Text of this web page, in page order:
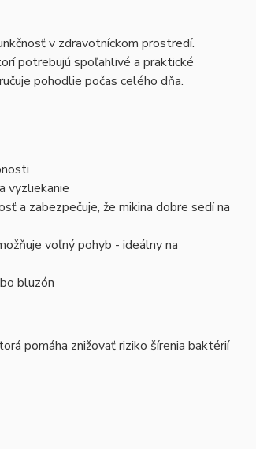
v zdravotníckom prostredí.
potrebujú spoľahlivé a praktické
pohodlie počas celého dňa.
vyzliekanie
a zabezpečuje, že mikina dobre sedí na
voľný pohyb - ideálny na
bluzón
pomáha znižovať riziko šírenia baktérií